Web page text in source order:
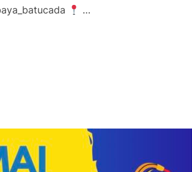
…
AMÉRIQUE !